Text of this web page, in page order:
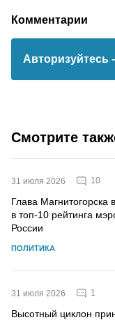
Комментарии
Авторизуйтесь
Смотрите
31 июля 2026 10
Глава
в топ-10 рейтинга
России
ПОЛИТИКА
31 июля 2026 1
Высотный циклон